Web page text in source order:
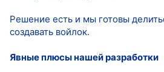
Решение есть и мы готовы
создавать войлок.
Явные плюсы нашей разработки